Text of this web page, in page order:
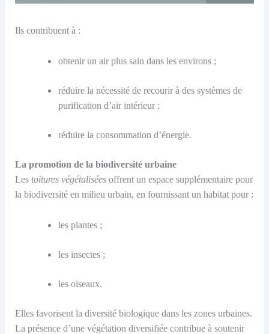
Ils contribuent à :
obtenir un air plus sain dans les environs;
réduire la nécessité de recourir à des systèmes de
purification d’air intérieur;
réduire la consommation d’énergie.
La promotion de la biodiversité urbaine
Les toitures végétaliséesoffrent un espace supplémentaire pour
la biodiversité en milieu urbain, en fournissant un habitat pour:
les plantes;
les insectes ;
les oiseaux.
Elles favorisent la diversité biologique dans les zones urbaines.
La présence d’une végétation diversifiée contribue à soutenir